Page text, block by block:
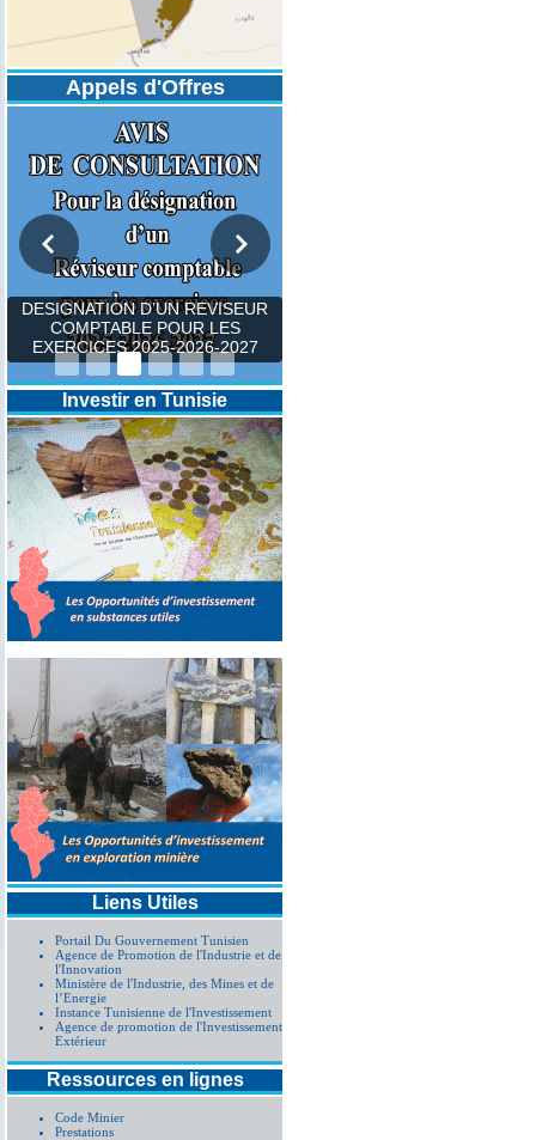
Appels d'Offres
DESIGNATION D’UN REVISEUR
COMPTABLE POUR LES
EXERCICES 2025-2026-2027
Investir en Tunisie
Liens Utiles
Portail Du Gouvernement Tunisien
Agence de Promotion de l'Industrie et de
l'Innovation
Ministère de l'Industrie, des Mines et de
l’Energie
Instance Tunisienne de l'Investissement
Agence de promotion de l'Investissement
Extérieur
Ressources en lignes
Code Minier
Prestations